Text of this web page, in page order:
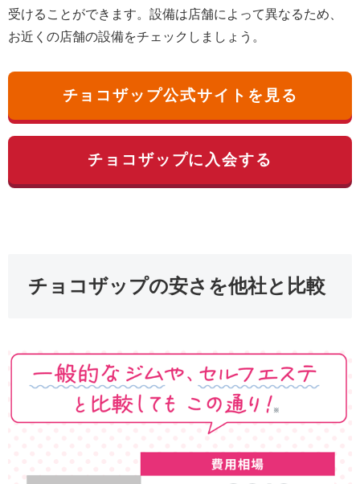
受けることができます。設備は店舗によって異なるため、
お近くの店舗の設備をチェックしましょう。
チョコザップ公式サイトを見る
チョコザップに入会する
チョコザップの安さを他社と比較